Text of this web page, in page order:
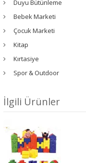
Duyu Bütünleme
Bebek Marketi
Çocuk Marketi
Kitap
Kırtasiye
Spor & Outdoor
İlgili Ürünler